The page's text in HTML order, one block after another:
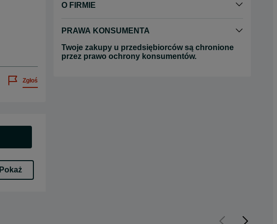
Zgłoś
Pokaż
O FIRMIE
PRAWA KONSUMENTA
Twoje zakupy u przedsiębiorców są chronione
przez prawo ochrony konsumentów.